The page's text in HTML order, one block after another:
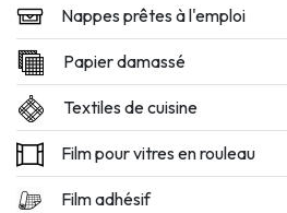
Nappes prêtes à l'emploi
Papier damassé
Textiles de cuisine
Film pour vitres en rouleau
Film adhésif